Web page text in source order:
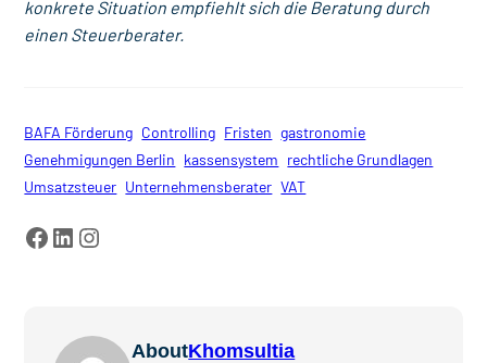
konkrete Situation empfiehlt sich die Beratung durch
einen Steuerberater.
BAFA Förderung Controlling Fristen gastronomie
Genehmigungen Berlin kassensystem rechtliche Grundlagen
Umsatzsteuer Unternehmensberater VAT
Facebook
LinkedIn
Instagram
AboutKhomsultia